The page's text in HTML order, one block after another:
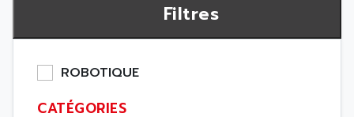
Filtres
ROBOTIQUE
CATÉGORIES